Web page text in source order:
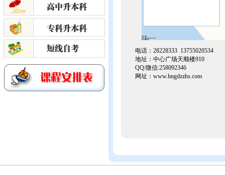
电话：28228333 13755020534
地址：中心广场天顺楼910
QQ/微信:258092346
网址： www.hngdzzhs.com